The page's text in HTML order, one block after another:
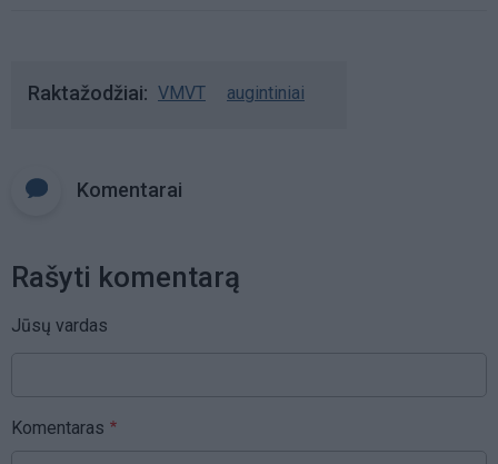
Raktažodžiai VMVT augintiniai
Komentarai
Rašyti komentarą
Jūsų vardas
Komentaras